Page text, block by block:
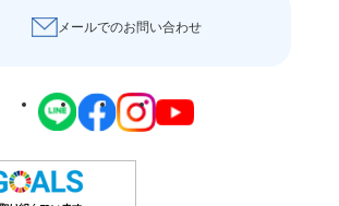
メールでのお問い合わせ